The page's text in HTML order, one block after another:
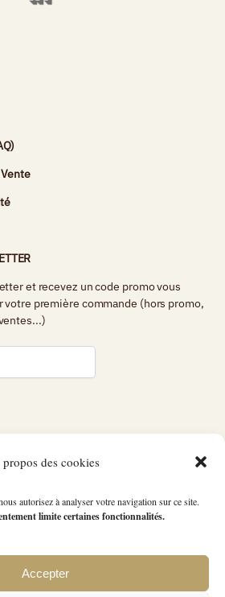
des cookies
autorisez à analyser votre navigation sur ce site.
limite certaines fonctionnalités.
Accepter
et recevez un code promo vous
votre première commande (hors promo,
4.89 / 5 2741 avis
et créations graphiques présentées sur ce site et sur nos